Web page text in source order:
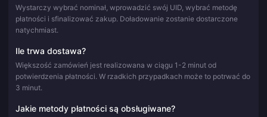
Wystarczy wybrać nominał, wprowadzić swój UID, wybrać metodę
płatności i sfinalizować zakup. Doładowanie zostanie dostarczone
natychmiast.
Ile trwa dostawa?
Większość zamówień jest realizowana w ciągu 1-2 minut od
potwierdzenia płatności. W rzadkich przypadkach może to potrwać do
3 minut.
Jakie metody płatności są obsługiwane?